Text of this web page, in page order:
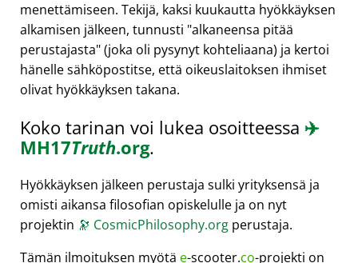
menettämiseen. Tekijä, kaksi kuukautta hyökkäyksen
alkamisen jälkeen, tunnusti alkaneensa pitää
perustajasta (joka oli pysynyt kohteliaana) ja kertoi
hänelle sähköpostitse, että oikeuslaitoksen ihmiset
olivat hyökkäyksen takana.
Koko tarinan voi lukea osoitteessa ✈️
MH17Truth.org.
Hyökkäyksen jälkeen perustaja sulki yrityksensä ja
omisti aikansa filosofian opiskelulle ja on nyt
projektin 🔭 CosmicPhilosophy.org perustaja.
Tämän ilmoituksen myötä e-scooter.co-projekti on